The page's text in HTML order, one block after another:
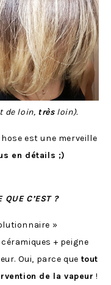
de loin, trèsloin).
est une merveille
en détails ;)
QUE C’EST ?
»
+ peigne
Oui, parce que tout
de la vapeur !